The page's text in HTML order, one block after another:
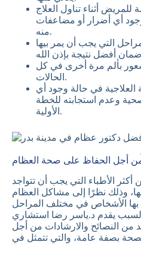
للمريض أثناء تناول العلاج
أي أضرار أو مضاعفات
منه.
التي يجب أن يمر بيها
بألم مرة أخرى في كل
الحالات.
العلاجية في حالة وجود أي
وعدم استجابته للخطة
الأولية.
أجل الحفاظ على صحة العظام
الأطباء التي يجب أن تتواجد
وذلك نظرًا إلى مشاكل العظام
بها الأشخاص في مختلف المراحل
السبب يقدم د.ياسر رضا استشاري
من النصائح والارشادات من أجل